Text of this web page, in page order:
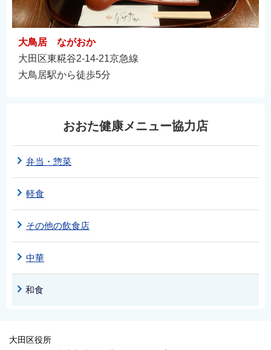
大鳥居 ながおか
大田区東糀谷2-14-21京急線
大鳥居駅から徒歩5分
おおた健康メニュー協力店
弁当・惣菜
軽食
その他の飲食店
中華
和食
大田区役所